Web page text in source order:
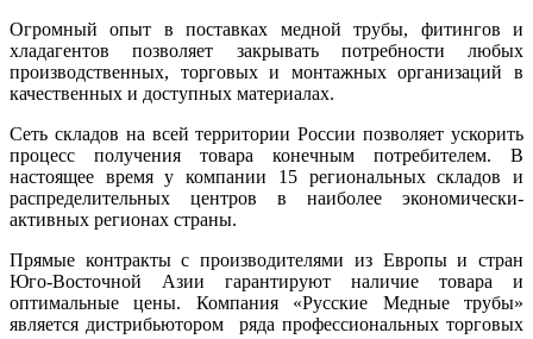
Огромный опыт в поставках медной трубы, фитингов и
хладагентов позволяет закрывать потребности любых
производственных, торговых и монтажных организаций в
качественных и доступных материалах.
Сеть складов на всей территории России позволяет ускорить
процесс получения товара конечным потребителем. В
настоящее время у компании 15 региональных складов и
распределительных центров в наиболее экономически-
активных регионах страны.
Прямые контракты с производителями из Европы и стран
Юго-Восточной Азии гарантируют наличие товара и
оптимальные цены. Компания «Русские Медные трубы»
является дистрибьютором ряда профессиональных торговых